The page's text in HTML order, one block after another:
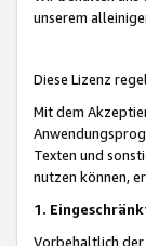
unserem
Diese Lizenz
Mit dem
Texten und
nutzen können,
1.
Vorbehaltlich der